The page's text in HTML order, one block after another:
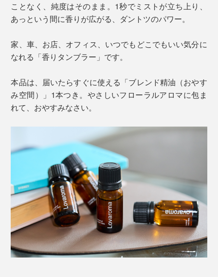
ことなく、純度はそのまま。1秒でミストが立ち上り、
あっという間に香りが広がる、ダントツのパワー。
家、車、お店、オフィス、いつでもどこでもいい気分に
なれる「香りタンブラー」です。
本品は、届いたらすぐに使える「ブレンド精油（おやす
み空間）」1本つき。やさしいフローラルアロマに包ま
れて、おやすみなさい。